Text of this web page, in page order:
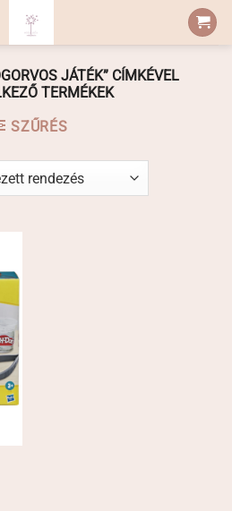
JÁTÉK” CÍMKÉVEL
TERMÉKEK
SZŰRÉS